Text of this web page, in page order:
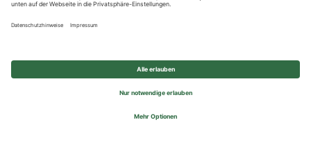
© 2026 REWE Group - All rights reserved